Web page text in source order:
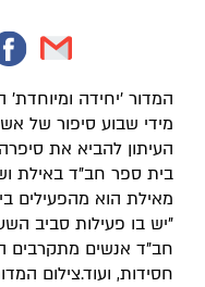
המדור 'יחידה
מידי שבוע סיפור של
העיתון להביא את
בית ספר חב"ד באילת
מאילת הוא מהפעילים
"יש בו פעילות סביב
חב"ד אנשים מתקרבים
חסידות, ועוד.צילום